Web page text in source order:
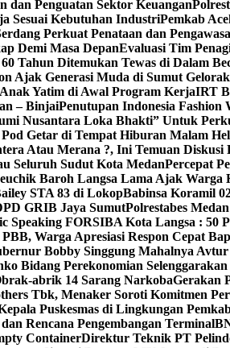
dan Penguatan Sektor Keuangan
Sesuai Kebutuhan IndustriPemkab
Perkuat Penataan dan
Demi Masa DepanEvaluasi Tim
Tahun Ditemukan Tewas di Dalam
Ajak Generasi Muda di Sumut
Yatim di Awal Program KerjaIRT
– BinjaiPenutupan Indonesia Fashion
Nusantara Loka Bhakti” Untuk
Getar di Tempat Hiburan Malam
Atau Merana ?, Ini Temuan Diskusi
Seluruh Sudut Kota MedanPercepat
Baroh Langsa Lama Ajak Warga
STA 83 di LokopBabinsa Koramil
GRIB Jaya SumutPolrestabes
Speaking FORSIBA Kota Langsa : 50
Warga Apresiasi Respon Cepat
Bobby Singgung Mahalnya
Bidang Perekonomian
abrik 14 Sarang NarkobaGerakan
Tbk, Menaker Soroti Komitmen
Puskesmas di Lingkungan
Rencana Pengembangan Terminal
ContainerDirektur Teknik PT